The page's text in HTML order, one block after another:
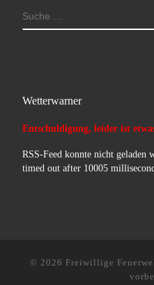
SUCHE
Wetterwarner
Entschuldigung, leider ist
RSS-Feed konnte nicht geladen
timed out after 10005
© 2026 Freiwillige